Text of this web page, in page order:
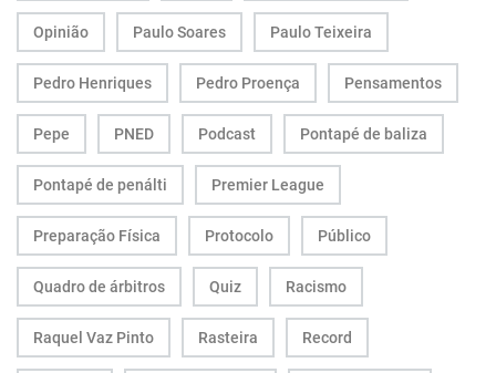
Opinião Paulo Soares Paulo Teixeira
Pedro Henriques Pedro Proença Pensamentos
Pepe PNED Podcast Pontapé de baliza
Pontapé de penálti Premier League
Preparação Física Protocolo Público
Quadro de árbitros Quiz Racismo
Raquel Vaz Pinto Rasteira Record